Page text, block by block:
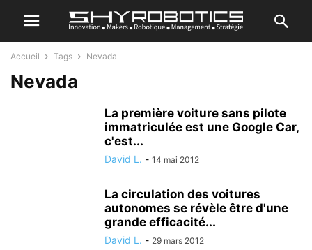
Accueil Tags Nevada
Nevada
La première voiture sans pilote
immatriculée est une Google Car,
c'est...
David L. - 14 mai 2012
La circulation des voitures
autonomes se révèle être d'une
grande efficacité...
David L. - 29 mars 2012